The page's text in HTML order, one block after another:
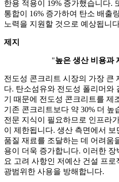
한용 적용이 19% 증가했습니다.
통합이 16% 증가하여 탄소 배출
노력을 지원할 것으로 예상됩니
제지
"높은 생산 비용과
전도성 콘크리트 시장의 가장 큰
다. 탄소섬유와 전도성 폴리머와
기 때문에 전도성 콘크리트를 제
기존 콘크리트보다 약 30% 더 높
전문 지식이 필요하므로 인프라
이 제한됩니다. 생산 측면에서 보
품질 재료를 조달하는 데 어려움
용이 더욱 증가합니다. 이러한
요 고려 사항인 저예산 건설 프
광범위한 사용을 방해합니다.